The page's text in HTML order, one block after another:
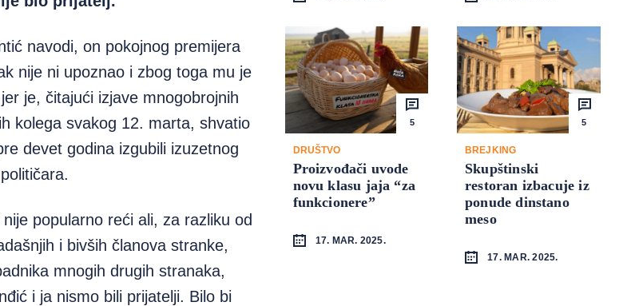
navodi, on pokojnog premijera
nije ni upoznao i zbog toga mu je
je, čitajući izjave mnogobrojnih
kolega svakog 12. marta, shvatio
devet godina izgubili izuzetnog
popularno reći ali, za razliku od
i bivših članova stranke,
mnogih drugih stranaka,
i ja nismo bili prijatelji. Bilo bi
5
DRUŠTVO
Proizvođači uvode
novu klasu jaja “za
funkcionere”
17. MAR. 2025.
5
BREJKING
Skupštinski
restoran izbacuje iz
ponude dinstano
meso
17. MAR. 2025.